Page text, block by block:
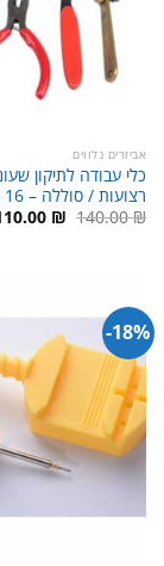
אביזרים נלווים
כלי עבודה לתיקון
רצועות / סוללה – 16 חלקים
140.00₪ המחיר
₪
18%-